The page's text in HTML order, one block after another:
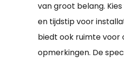
van groot belang.
en tijdstip voor
biedt ook ruimte voor
opmerkingen. De